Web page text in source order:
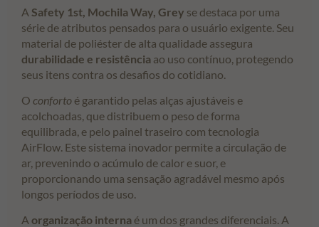
A Safety 1st, Mochila Way, Grey se destaca por uma
série de atributos pensados para o usuário exigente. Seu
material de poliéster de alta qualidade assegura
durabilidade e resistência ao uso contínuo, protegendo
seus itens contra os desafios do cotidiano.
O conforto é garantido pelas alças ajustáveis e
acolchoadas, que distribuem o peso de forma
equilibrada, e pelo painel traseiro com tecnologia
AirFlow. Este sistema inovador permite a circulação de
ar, prevenindo o acúmulo de calor e suor, e
proporcionando uma sensação agradável mesmo após
longos períodos de uso.
A organização interna é um dos grandes diferenciais. A